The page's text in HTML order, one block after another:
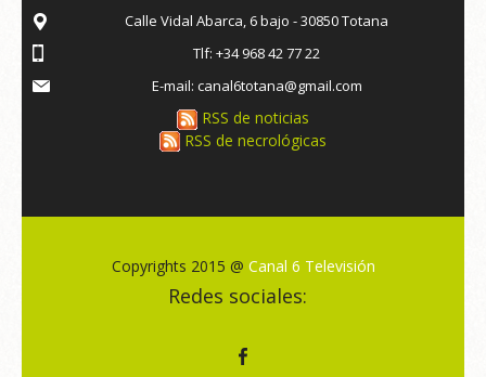
Calle Vidal Abarca, 6 bajo - 30850 Totana
Tlf: +34 968 42 77 22
E-mail: canal6totana@gmail.com
RSS de noticias
RSS de necrológicas
Copyrights 2015 @ Canal 6 Televisión
Redes sociales: